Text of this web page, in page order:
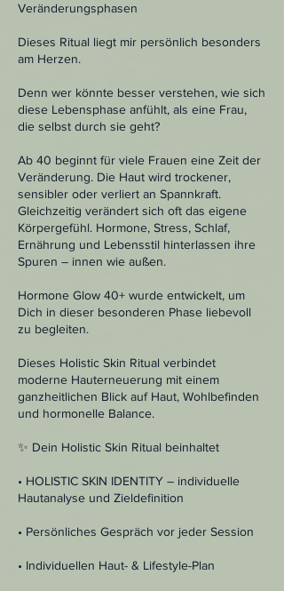
Veränderungsphasen
Dieses Ritual liegt mir persönlich besonders
am Herzen.
Denn wer könnte besser verstehen, wie sich
diese Lebensphase anfühlt, als eine Frau,
die selbst durch sie geht?
Ab 40 beginnt für viele Frauen eine Zeit der
Veränderung. Die Haut wird trockener,
sensibler oder verliert an Spannkraft.
Gleichzeitig verändert sich oft das eigene
Körpergefühl. Hormone, Stress, Schlaf,
Ernährung und Lebensstil hinterlassen ihre
Spuren – innen wie außen.
Hormone Glow 40+ wurde entwickelt, um
Dich in dieser besonderen Phase liebevoll
zu begleiten.
Dieses Holistic Skin Ritual verbindet
moderne Hauterneuerung mit einem
ganzheitlichen Blick auf Haut, Wohlbefinden
und hormonelle Balance.
✨ Dein Holistic Skin Ritual beinhaltet
• HOLISTIC SKIN IDENTITY – individuelle
Hautanalyse und Zieldefinition
• Persönliches Gespräch vor jeder Session
• Individuellen Haut- & Lifestyle-Plan